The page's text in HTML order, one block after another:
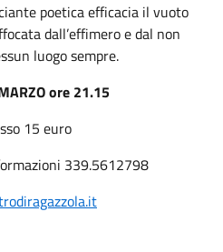
poetica efficacia il vuoto
dall’effimero e dal non
luogo sempre.
ore 21.15
15 euro
339.5612798